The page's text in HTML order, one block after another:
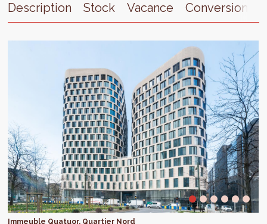
Description Stock Vacance Conversion
Immeuble Quatuor, Quartier Nord